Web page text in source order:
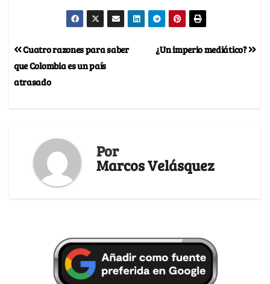
¿Un imperio mediático?
Cuatro razones para saber
que Colombia es un país
atrasado
Por
Marcos Velásquez